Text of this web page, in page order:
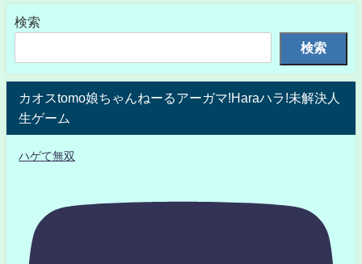
検索
検索
カオスtomo娘ちゃんねーるアーガマ!Haraハラ!未解決人
生ゲーム
ハゲて無双